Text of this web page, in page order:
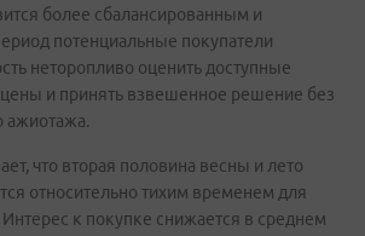
более сбалансированным и
потенциальные покупатели
неторопливо оценить доступные
цены и принять взвешенное решение без
ажиотажа.
что вторая половина весны и лето
относительно тихим временем для
к покупке снижается в среднем